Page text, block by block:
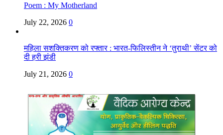
Poem : My Motherland
July 22, 2026 0
महिला सशक्तिकरण को रफ्तार : भारत-फिलिस्तीन ने ‘तुराथी’ सेंटर को
दी हरी झंडी
July 21, 2026 0